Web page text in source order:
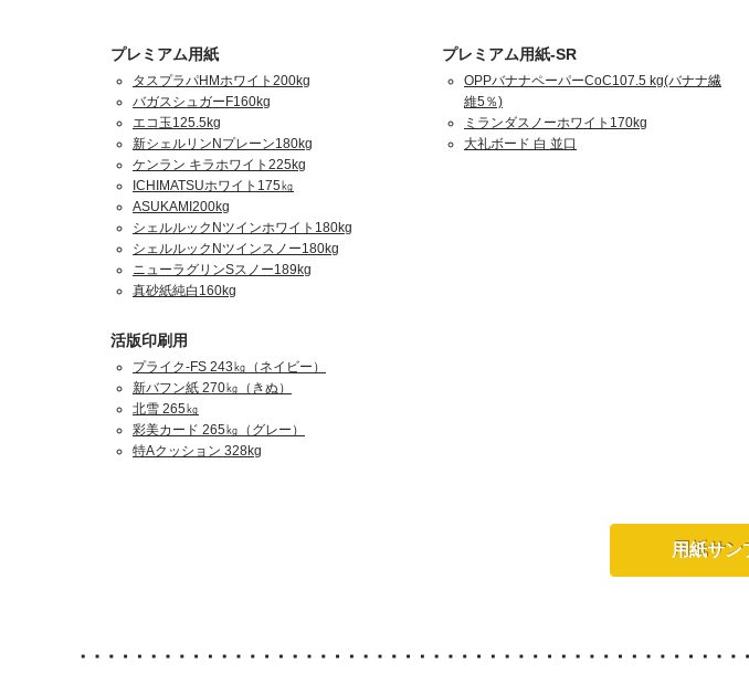
プレミアム用紙
タスプラパHMホワイト200kg
バガスシュガーF160kg
エコ玉125.5kg
新シェルリンNプレーン180kg
ケンラン キラホワイト225kg
ICHIMATSUホワイト175㎏
ASUKAMI200kg
シェルルックNツインホワイト180kg
シェルルックNツインスノー180kg
ニューラグリンSスノー189kg
真砂紙純白160kg
プレミアム用紙-SR
OPPバナナペーパーCoC107.5 kg(バナナ繊
維5％)
ミランダスノーホワイト170kg
大礼ボード 白 並口
活版印刷用
プライク-FS 243㎏（ネイビー）
新バフン紙 270㎏（きぬ）
北雪 265㎏
彩美カード 265㎏（グレー）
特Aクッション 328kg
用紙サン